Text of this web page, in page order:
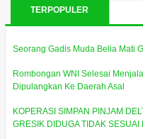
TERPOPULER
Seorang Gadis Muda Belia Mati
Rombongan WNI Selesai
Dipulangkan Ke Daerah Asal
KOPERASI SIMPAN PINJAM
GRESIK DIDUGA TIDAK SESUAI